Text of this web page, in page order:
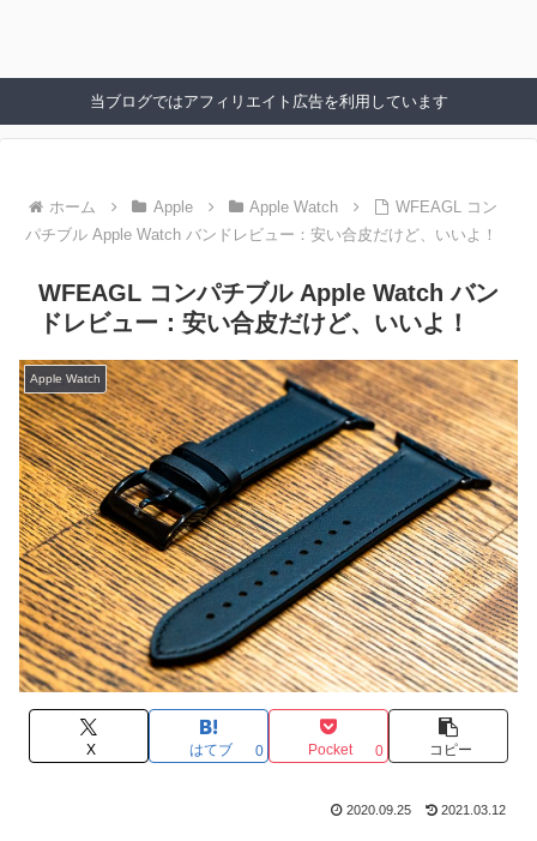
当ブログではアフィリエイト広告を利用しています
ホーム Apple Apple Watch
WFEAGL コン
パチブル Apple Watch バンドレビュー：安い合皮だけど、いいよ！
WFEAGL コンパチブル Apple Watch バン
ドレビュー：安い合皮だけど、いいよ！
Apple Watch
X はてブ 0 Pocket 0 コピー
2020.09.25 2021.03.12